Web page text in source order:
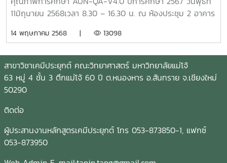
11มิถุนายน 2568เวลา 8.30 – 16.30 น. ณ ห้องประชุม 2 อาคาร
ศาสตราจารย์ ดร.ทัดพงศ์ อวิโรธนานนท์ ประธานกรรมการ2.ผู้
ดร.ณัฐต์ณิชา สุขเกษม กรรมการ4.นางเยาวลักษณ์ ภูดีทิพย์
เลขานุการ
14 พฤษภาคม 2568 | 13098
สาขาวิชาเคมีประยุกต์ คณะวิทยาศาสตร์ มหาวิทยาลัยแม่โจ้
63 หมู่ 4 ชั้น 3 ตึกแม่โจ้ 60 ปี ต.หนองหาร อ.สันทราย จ.เชียงใหม่
50290
ติดต่อ
ผู้ประสานงานหลักสูตรเคมีประยุกต์ โทร 053-873850-1, แฟกซ์
053-873950